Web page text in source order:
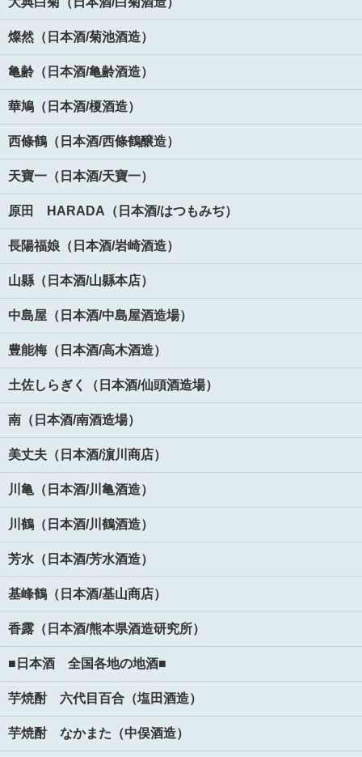
燦然（日本酒/菊池酒造）
亀齢（日本酒/亀齢酒造）
華鳩（日本酒/榎酒造）
西條鶴（日本酒/西條鶴醸造）
天寶一（日本酒/天寶一）
原田 HARADA（日本酒/はつもみぢ）
長陽福娘（日本酒/岩崎酒造）
山縣（日本酒/山縣本店）
中島屋（日本酒/中島屋酒造場）
豊能梅（日本酒/高木酒造）
土佐しらぎく（日本酒/仙頭酒造場）
南（日本酒/南酒造場）
美丈夫（日本酒/濵川商店）
川亀（日本酒/川亀酒造）
川鶴（日本酒/川鶴酒造）
芳水（日本酒/芳水酒造）
基峰鶴（日本酒/基山商店）
香露（日本酒/熊本県酒造研究所）
■日本酒 全国各地の地酒■
芋焼酎 六代目百合（塩田酒造）
芋焼酎 なかまた（中俣酒造）